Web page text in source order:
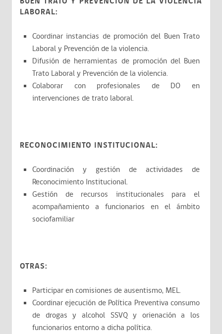
LABORAL:
Coordinar instancias de promoción del Buen Trato
Laboral y Prevención de la violencia.
Difusión de herramientas de promoción del Buen
Trato Laboral y Prevención de la violencia.
Colaborar con profesionales de DO en
intervenciones de trato laboral.
RECONOCIMIENTO INSTITUCIONAL:
Coordinación y gestión de actividades de
Reconocimiento Institucional.
Gestión de recursos institucionales para el
acompañamiento a funcionarios en el ámbito
sociofamiliar
OTRAS:
Participar en comisiones de ausentismo, MEL.
Coordinar ejecución de Política Preventiva consumo
de drogas y alcohol SSVQ y orienación a los
funcionarios entorno a dicha política.